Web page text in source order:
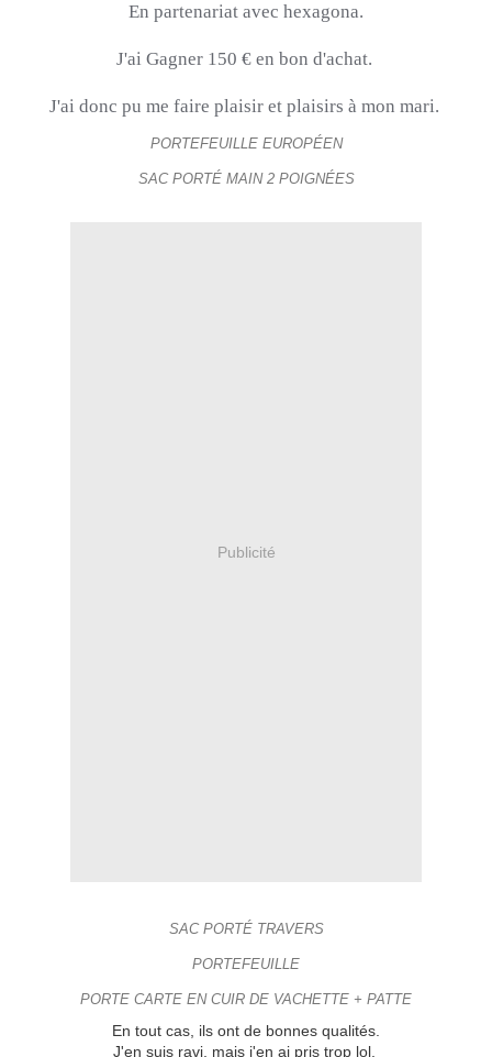
En partenariat avec hexagona.
J'ai Gagner 150 € en bon d'achat.
J'ai donc pu me faire plaisir et plaisirs à mon mari.
PORTEFEUILLE EUROPÉEN
SAC PORTÉ MAIN 2 POIGNÉES
Publicité
SAC PORTÉ TRAVERS
PORTEFEUILLE
PORTE CARTE EN CUIR DE VACHETTE + PATTE
En tout cas, ils ont de bonnes qualités.
J'en suis ravi, mais j'en ai pris trop lol.